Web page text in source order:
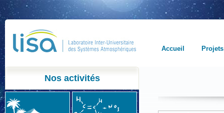
Accueil Projets
Nos activités